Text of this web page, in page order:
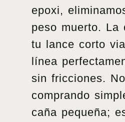
epoxi,
peso muerto. La
tu lance corto
línea
sin fricciones.
comprando
caña pequeña;